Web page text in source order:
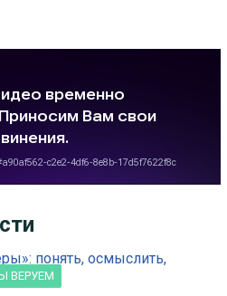
ВЕРУЕМ